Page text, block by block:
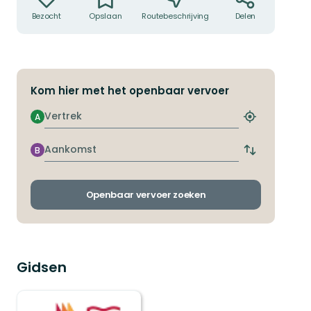
Bezocht Opslaan Routebeschrijving Delen
Kom hier met het openbaar vervoer
Vertrek
A
Zoek
halte
Aankomst
B
Wissel
en
Openbaar vervoer zoeken
Gidsen